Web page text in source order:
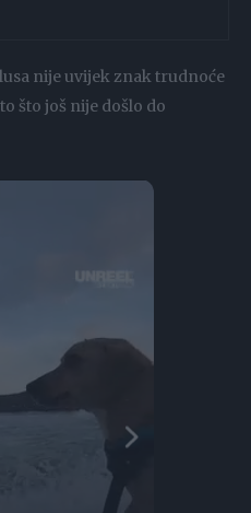
nije uvijek znak trudnoće
što još nije došlo do